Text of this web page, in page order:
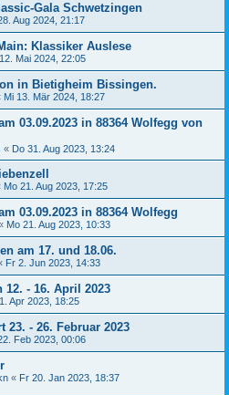
Gala Schwetzingen
Aug 2024, 21:17
Klassiker Auslese
Mai 2024, 22:05
in Bietigheim Bissingen.
Mi 13. Mär 2024, 18:27
03.09.2023 in 88364 Wolfegg von
« Do 31. Aug 2023, 13:24
Mo 21. Aug 2023, 17:25
03.09.2023 in 88364 Wolfegg
Mo 21. Aug 2023, 10:33
am 17. und 18.06.
Fr 2. Jun 2023, 14:33
12. - 16. April 2023
Apr 2023, 18:25
23. - 26. Februar 2023
Feb 2023, 00:06
« Fr 20. Jan 2023, 18:37